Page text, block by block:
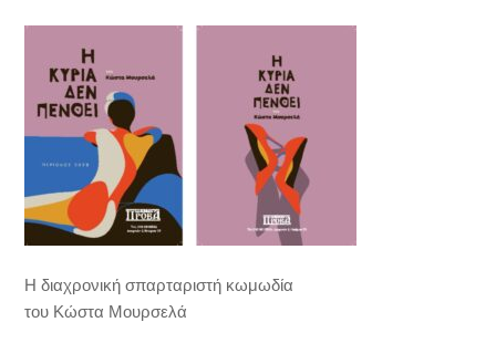
Η διαχρονική σπαρταριστή κωμωδία
του Κώστα Μουρσελά